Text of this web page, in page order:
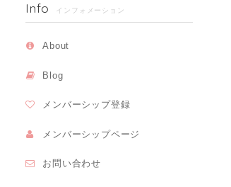
Info インフォメーション
About
Blog
メンバーシップ登録
メンバーシップページ
お問い合わせ